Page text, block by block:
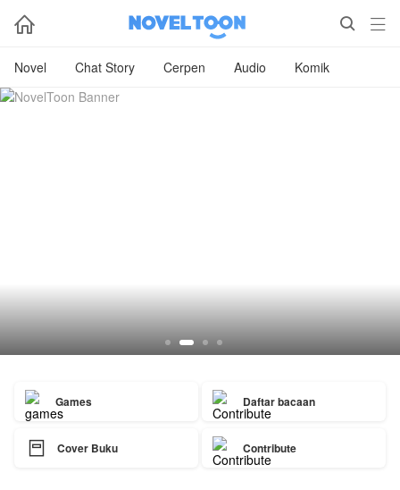
  
Novel Chat Story Cerpen Audio Komik
Games Daftar bacaan
 Cover Buku Contribute